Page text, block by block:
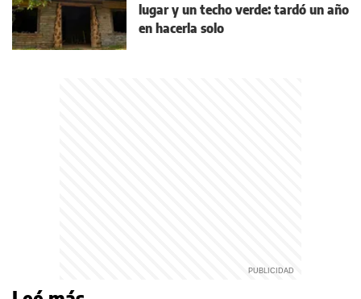
lugar y un techo verde: tardó un año
en hacerla solo